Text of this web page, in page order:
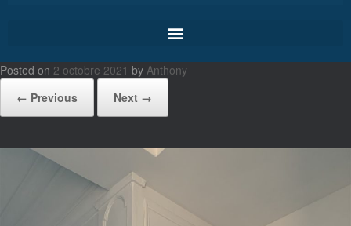
Posted on 2 octobre 2021 by Anthony
← Previous
Next →